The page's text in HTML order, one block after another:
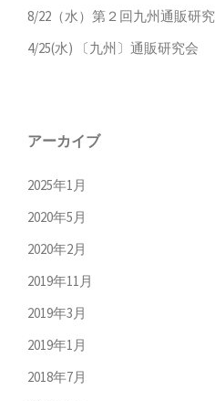
8/22（水）第２回九州通販研
4/25(水) 〔九州〕通販研究会
アーカイブ
2025年1月
2020年5月
2020年2月
2019年11月
2019年3月
2019年1月
2018年7月